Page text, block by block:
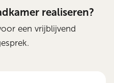
realiseren?
een vrijblijvend